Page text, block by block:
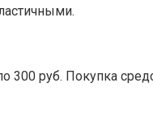
300 руб. Покупка